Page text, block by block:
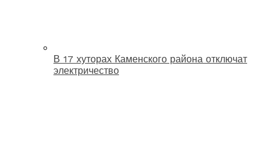
В 17 хуторах Каменского района отключат
электричество